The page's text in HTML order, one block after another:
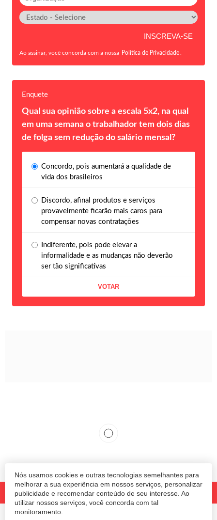
Nós usamos cookies e outras tecnologias semelhantes para
melhorar a sua experiência em nossos serviços, personalizar
publicidade e recomendar conteúdo de seu interesse. Ao
utilizar nossos serviços, você concorda com tal
monitoramento.
Ao assinar, você concorda com a nossa Política de Privacidade
Enquete
Qual sua opinião sobre a escala 5x2, na qual
em uma semana o trabalhador tem dois dias
de folga sem redução do salário mensal?
Concordo, pois aumentará a qualidade de
vida dos brasileiros
Discordo, afinal produtos e serviços
provavelmente ficarão mais caros para
compensar novas contratações
Indiferente, pois pode elevar a
informalidade e as mudanças não deverão
ser tão significativas